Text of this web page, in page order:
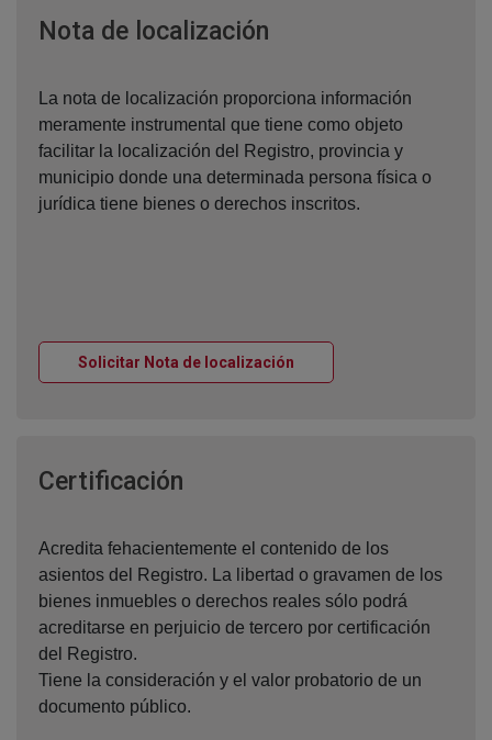
Nota de localización
La nota de localización proporciona información
meramente instrumental que tiene como objeto
facilitar la localización del Registro, provincia y
municipio donde una determinada persona física o
jurídica tiene bienes o derechos inscritos.
Solicitar Nota de localización
Certificación
Acredita fehacientemente el contenido de los
asientos del Registro. La libertad o gravamen de los
bienes inmuebles o derechos reales sólo podrá
acreditarse en perjuicio de tercero por certificación
del Registro.
Tiene la consideración y el valor probatorio de un
documento público.